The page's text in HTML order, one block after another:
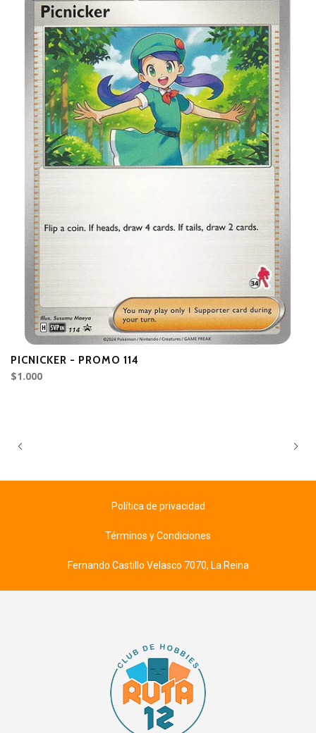
PICNICKER - PROMO 114
$1.000
Política de privacidad
Términos y Condiciones
Fernando Castillo Velasco 7070, La Reina